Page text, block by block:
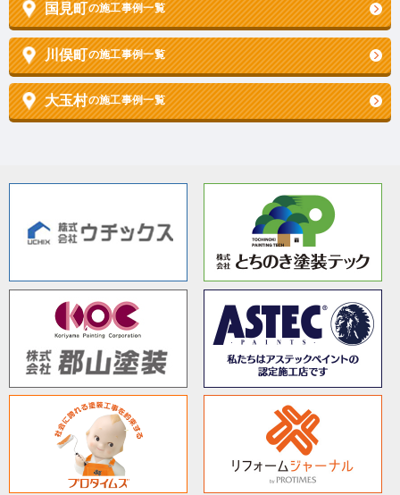
国見町の施工事例一覧
川俣町の施工事例一覧
大玉村の施工事例一覧